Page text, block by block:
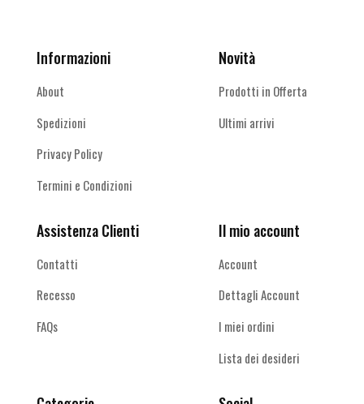
Informazioni
About
Spedizioni
Privacy Policy
Termini e Condizioni
Novità
Prodotti in Offerta
Ultimi arrivi
Assistenza Clienti
Contatti
Recesso
FAQs
Il mio account
Account
Dettagli Account
I miei ordini
Lista dei desideri